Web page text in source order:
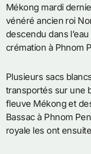
Mékong mardi
vénéré ancien roi
descendu dans
crémation à Phnom
Plusieurs sacs
transportés sur une
fleuve Mékong et
Bassac à Phnom
royale les ont